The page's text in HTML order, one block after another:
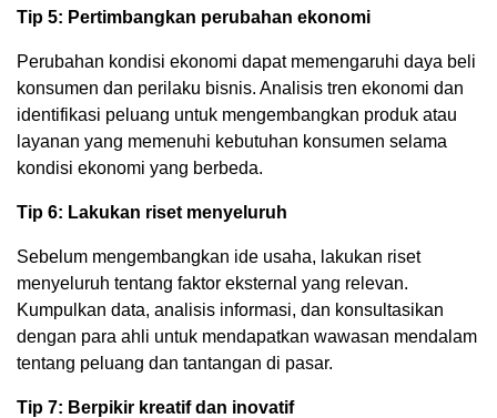
Tip 5: Pertimbangkan perubahan ekonomi
Perubahan kondisi ekonomi dapat memengaruhi daya beli
konsumen dan perilaku bisnis. Analisis tren ekonomi dan
identifikasi peluang untuk mengembangkan produk atau
layanan yang memenuhi kebutuhan konsumen selama
kondisi ekonomi yang berbeda.
Tip 6: Lakukan riset menyeluruh
Sebelum mengembangkan ide usaha, lakukan riset
menyeluruh tentang faktor eksternal yang relevan.
Kumpulkan data, analisis informasi, dan konsultasikan
dengan para ahli untuk mendapatkan wawasan mendalam
tentang peluang dan tantangan di pasar.
Tip 7: Berpikir kreatif dan inovatif